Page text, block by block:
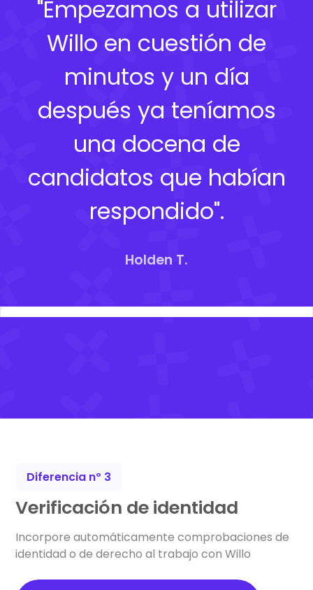
"Empezamos a utilizar
Willo en cuestión de
minutos y un día
después ya teníamos
una docena de
candidatos que habían
respondido".
Holden T.
Diferencia nº 3
Verificación de identidad
Incorpore automáticamente comprobaciones de
identidad o de derecho al trabajo con Willo